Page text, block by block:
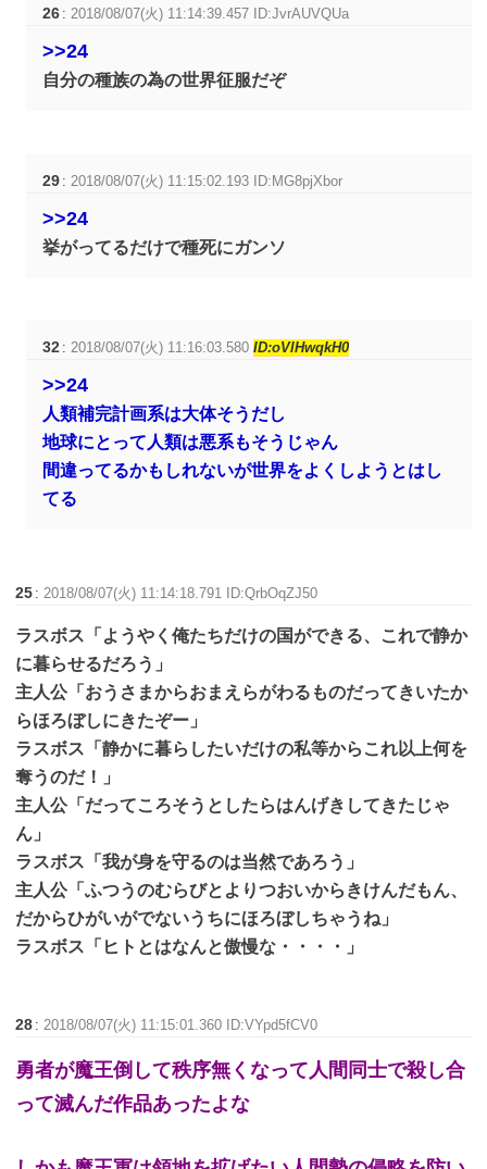
26 :2018/08/07(火) 11:14:39.457 ID:JvrAUVQUa
>>24
自分の種族の為の世界征服だぞ
29 : 2018/08/07(火) 11:15:02.193 ID:MG8pjXbor
>>24
挙がってるだけで種死にガンソ
32 : 2018/08/07(火) 11:16:03.580ID:oVlHwqkH0
>>24
人類補完計画系は大体そうだし
地球にとって人類は悪系もそうじゃん
間違ってるかもしれないが世界をよくしようとはし
てる
25 : 2018/08/07(火) 11:14:18.791 ID:QrbOqZJ50
ラスボス「ようやく俺たちだけの国ができる、これで静か
に暮らせるだろう」
主人公「おうさまからおまえらがわるものだってきいたか
らほろぼしにきたぞー」
ラスボス「静かに暮らしたいだけの私等からこれ以上何を
奪うのだ！」
主人公「だってころそうとしたらはんげきしてきたじゃ
ん」
ラスボス「我が身を守るのは当然であろう」
主人公「ふつうのむらびとよりつおいからきけんだもん、
だからひがいがでないうちにほろぼしちゃうね」
ラスボス「ヒトとはなんと傲慢な・・・・」
28 : 2018/08/07(火) 11:15:01.360 ID:VYpd5fCV0
勇者が魔王倒して秩序無くなって人間同士で殺し合
って滅んだ作品あったよな